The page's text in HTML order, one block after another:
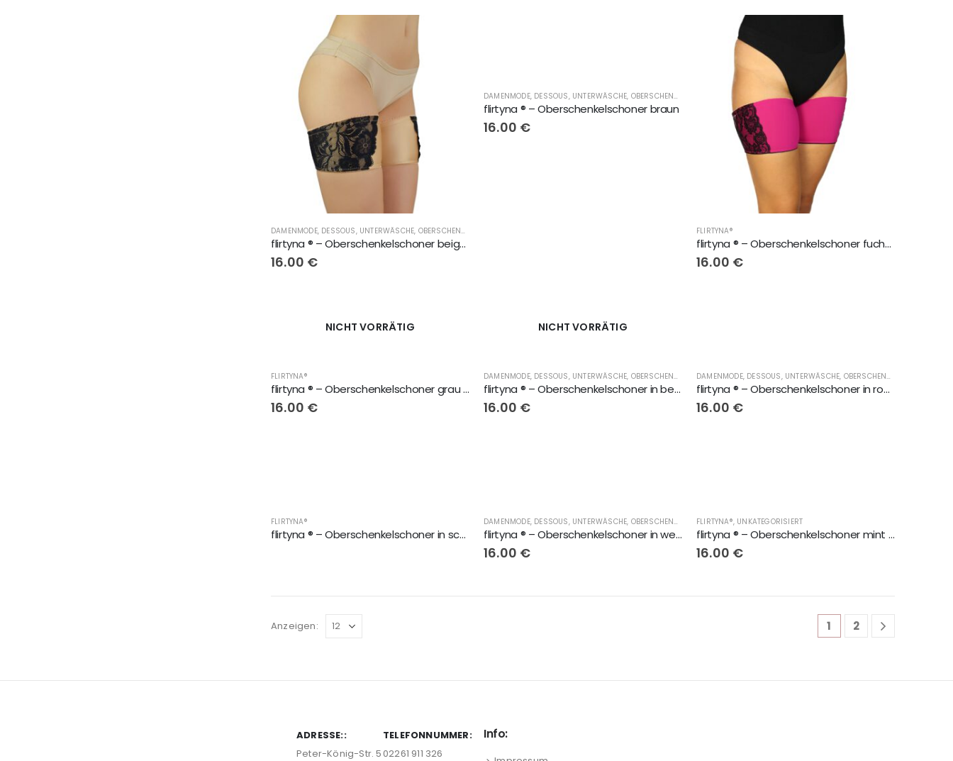
DAMENMODE, DESSOUS, UNTERWÄSCHE, OBERSCHENKELSCHONER, LINGERIE
flirtyna ® – Oberschenkelschoner beige mit schwarze Spitze
16.00 €
DAMENMODE, DESSOUS, UNTERWÄSCHE, OBERSCHENKELSCHONER, LINGERIE DAMENMODE, DESSOUS, UNTERWÄSCHE,
flirtyna ® – Oberschenkelschoner braun
16.00 €
FLIRTYNA®
flirtyna ® – Oberschenkelschoner fuchsia mit schwarze Spitze
16.00 €
NICHT VORRÄTIG
FLIRTYNA®
flirtyna ® – Oberschenkelschoner grau mit weisse Spitze
16.00 €
NICHT VORRÄTIG
DAMENMODE, DESSOUS, UNTERWÄSCHE, OBERSCHENKELSCHONER, LINGERIE ,FLIRTYNA®
flirtyna ® – Oberschenkelschoner in beige
16.00 €
DAMENMODE, DESSOUS, UNTERWÄSCHE, OBERSCHENKELSCHONER, LINGERIE
flirtyna ® – Oberschenkelschoner in rosa
16.00 €
FLIRTYNA®
flirtyna ® – Oberschenkelschoner in schwarz mit schwarze Spitze
DAMENMODE, DESSOUS, UNTERWÄSCHE, OBERSCHENKELSCHONER, LINGERIE ,DAMENMODE, DESSOUS, UNTERWÄSCHE,
flirtyna ® – Oberschenkelschoner in weiss
16.00 €
FLIRTYNA®, UNKATEGORISIERT
flirtyna ® – Oberschenkelschoner mint mit weisse Spitze
16.00 €
Anzeigen: 1 2
ADRESSE::
Peter-König-Str. 5
TELEFONNUMMER:
02261 911 326
Info: